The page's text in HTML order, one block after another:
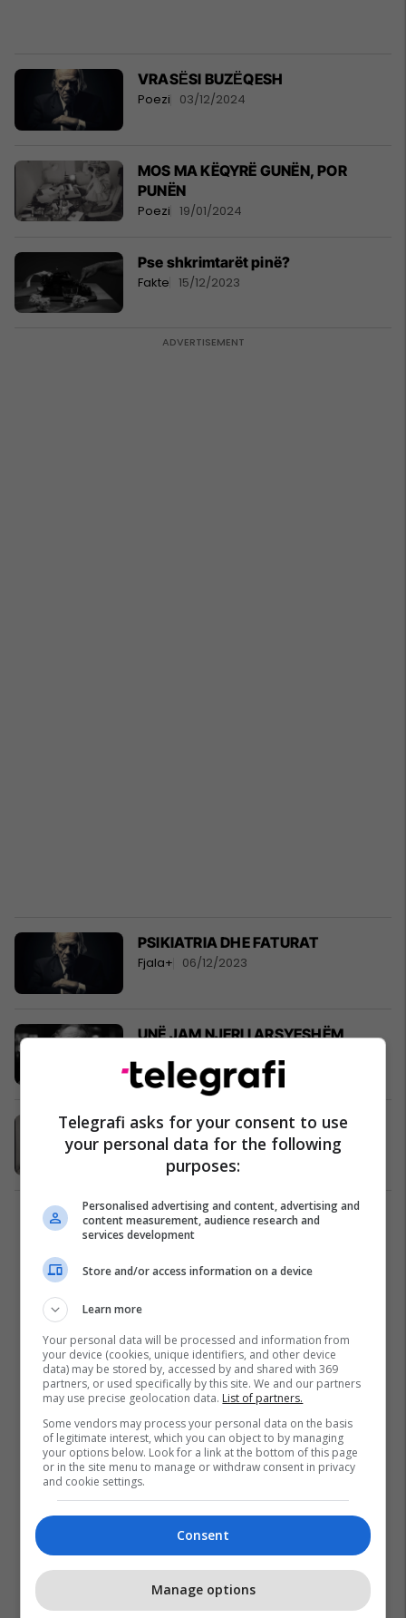
VRASЁSI BUZЁQESH
Poezi 03/12/2024
MOS MA KËQYRË GUNËN, POR
PUNËN
Poezi 19/01/2024
Pse shkrimtarët pinë?
Fakte 15/12/2023
PSIKIATRIA DHE FATURAT
Fjala+ 06/12/2023
UNË JAM NJERI I ARSYESHËM
MOS HARRO
Poezi 03/11/2023
1
Telegrafi asks for your consent to use
your personal data for the following
purposes:
Personalised advertising and content, advertising and
content measurement, audience research and
services development
Store and/or access information on a device
Learn more
Your personal data will be processed and information from
your device (cookies, unique identifiers, and other device
data) may be stored by, accessed by and shared with 369
partners, or used specifically by this site. We and our partners
may use precise geolocation data. List of partners.
Some vendors may process your personal data on the basis
of legitimate interest, which you can object to by managing
your options below. Look for a link at the bottom of this page
or in the site menu to manage or withdraw consent in privacy
and cookie settings.
Consent
Manage options